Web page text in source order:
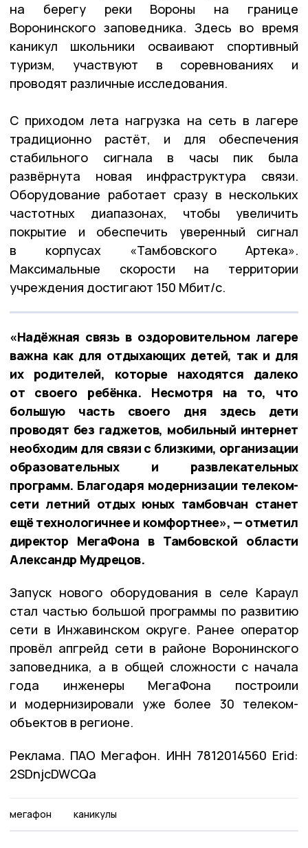
на берегу реки Вороны на границе
Воронинского заповедника. Здесь во время
каникул школьники осваивают спортивный
туризм, участвуют в соревнованиях и
проводят различные исследования.
С приходом лета нагрузка на сеть в лагере
традиционно растёт, и для обеспечения
стабильного сигнала в часы пик была
развёрнута новая инфраструктура связи.
Оборудование работает сразу в нескольких
частотных диапазонах, чтобы увеличить
покрытие и обеспечить уверенный сигнал
в корпусах «Тамбовского Артека».
Максимальные скорости на территории
учреждения достигают 150 Мбит/с.
«Надёжная связь в оздоровительном лагере
важна как для отдыхающих детей, так и для
их родителей, которые находятся далеко
от своего ребёнка. Несмотря на то, что
большую часть своего дня здесь дети
проводят без гаджетов, мобильный интернет
необходим для связи с близкими, организации
образовательных и развлекательных
программ. Благодаря модернизации телеком-
сети летний отдых юных тамбовчан станет
ещё технологичнее и комфортнее», — отметил
директор МегаФона в Тамбовской области
Александр Мудрецов.
Запуск нового оборудования в селе Караул
стал частью большой программы по развитию
сети в Инжавинском округе. Ранее оператор
провёл апгрейд сети в районе Воронинского
заповедника, а в общей сложности с начала
года инженеры МегаФона построили
и модернизировали уже более 30 телеком-
объектов в регионе.
Реклама. ПАО Мегафон. ИНН 7812014560 Erid:
2SDnjcDWCQa
мегафон каникулы